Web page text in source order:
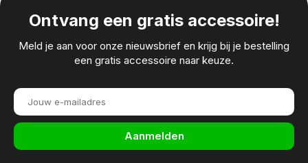
Ontvang een gratis accessoire!
Meld je aan voor onze nieuwsbrief en krijg bij je bestelling
een gratis accessoire naar keuze.
Aanmelden